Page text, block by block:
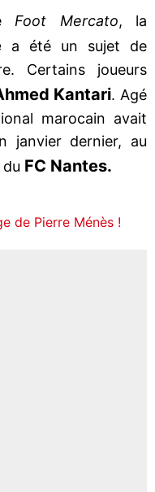
Foot Mercato, la
a été un sujet de
Certains joueurs
Kantari. Agé
marocain avait
janvier dernier, au
FC Nantes.
de Pierre Ménès !